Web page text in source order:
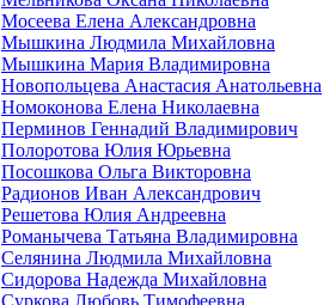
Мосеева Елена Александровна
Мышкина Людмила Михайловна
Мышкина Мария Владимировна
Новопольцева Анастасия Анатольевна
Номоконова Елена Николаевна
Перминов Геннадий Владимирович
Полоротова Юлия Юрьевна
Посошкова Ольга Викторовна
Радионов Иван Александрович
Решетова Юлия Андреевна
Романычева Татьяна Владимировна
Селянина Людмила Михайловна
Сидорова Надежда Михайловна
Суркова Любовь Тимофеевна